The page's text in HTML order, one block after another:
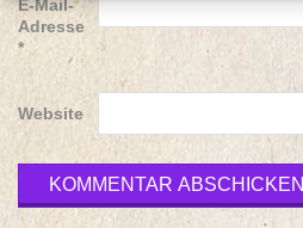
E-Mail-
Adresse
*
Website